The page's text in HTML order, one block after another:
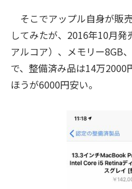
そこでアップル自身が販
してみたが、2016年10月
アルコア）、メモリー8GB
で、整備済み品は14万2000
ほうが6000円安い。